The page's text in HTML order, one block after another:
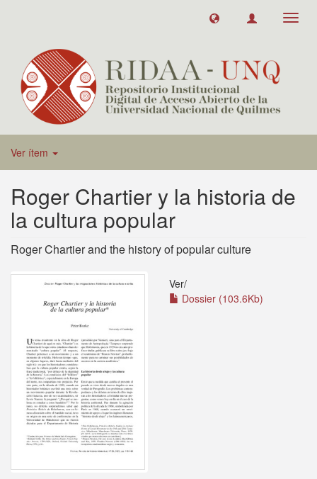
Ver ítem
Roger Chartier y la historia de
la cultura popular
Roger Chartier and the history of popular culture
Ver/
Dossier (103.6Kb)